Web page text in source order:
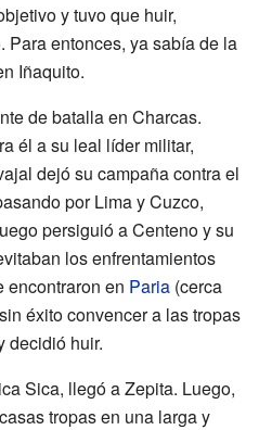
y tuvo que huir,
Para entonces, ya sabía de la
Iñaquito.
de batalla en Charcas.
él a su leal líder militar,
dejó su campaña contra el
por Lima y Cuzco,
persiguió a Centeno y su
los enfrentamientos
encontraron en Paria (cerca
éxito convencer a las tropas
decidió huir.
Sica, llegó a Zepita. Luego,
tropas en una larga y